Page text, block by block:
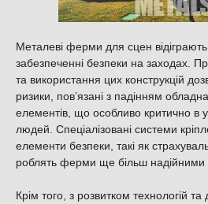
Металеві ферми для сцен
забезпеченні безпеки на заходах.
та використання цих конструкцій
ризики, пов’язані з падінням
елементів, що особливо критично в
людей. Спеціалізовані системи
елементи безпеки, такі як
роблять ферми ще більш надійними
Крім того, з розвитком технологій